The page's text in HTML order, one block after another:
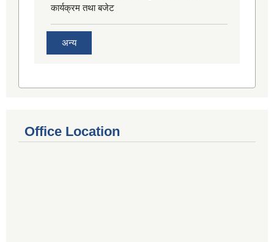
कार्यक्रम तथा बजेट
अन्य
Office Location